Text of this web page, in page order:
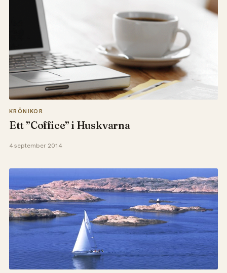
KRÖNIKOR
Ett ”Coffice” i Huskvarna
4 september 2014